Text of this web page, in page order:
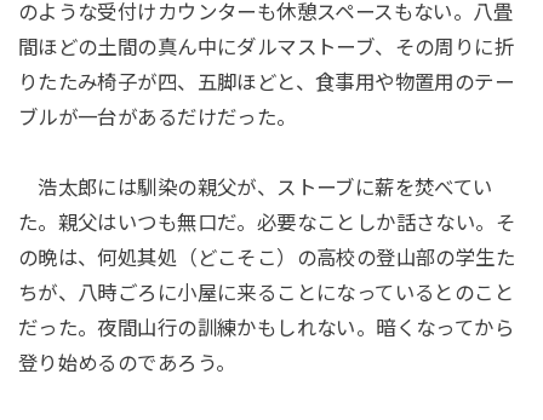
のような受付けカウンターも休憩スペースもない。八畳
間ほどの土間の真ん中にダルマストーブ、その周りに折
りたたみ椅子が四、五脚ほどと、食事用や物置用のテー
ブルが一台があるだけだった。
浩太郎には馴染の親父が、ストーブに薪を焚べてい
た。親父はいつも無口だ。必要なことしか話さない。そ
の晩は、何処其処（どこそこ）の高校の登山部の学生た
ちが、八時ごろに小屋に来ることになっているとのこと
だった。夜間山行の訓練かもしれない。暗くなってから
登り始めるのであろう。